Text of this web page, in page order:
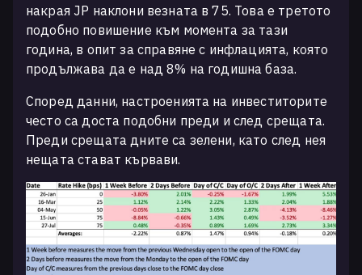
накрая JP наклони везната в 75. Това е третото
подобно повишение към момента за тази
година, в опит за справяне с инфлацията, която
продължава да е над 8% на годишна база.
Според данни, настроенията на инвеститорите
често са доста подобни преди и след срещата.
Преди срещата дните са зелени, като след нея
нещата стават кървави.